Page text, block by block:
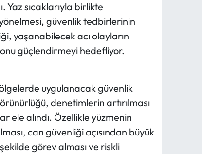
Yaz sıcaklarıyla birlikte
güvenlik tedbirlerinin
yaşanabilecek acı olayların
güçlendirmeyi hedefliyor.
uygulanacak güvenlik
denetimlerin artırılması
ele alındı. Özellikle yüzmenin
can güvenliği açısından büyük
görev alması ve riskli